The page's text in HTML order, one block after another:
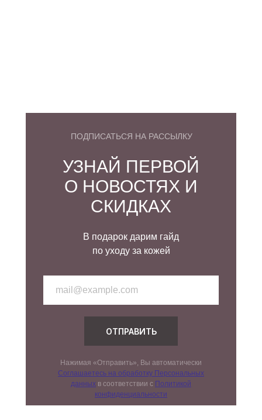
ПОДПИСАТЬСЯ НА РАССЫЛКУ
УЗНАЙ ПЕРВОЙ
О НОВОСТЯХ И
СКИДКАХ
В подарок дарим гайд
по уходу за кожей
ОТПРАВИТЬ
Нажимая «Отправить», Вы автоматически
Соглашаетесь на обработку Персональных
данных в соответствии с Политикой
конфиденциальности